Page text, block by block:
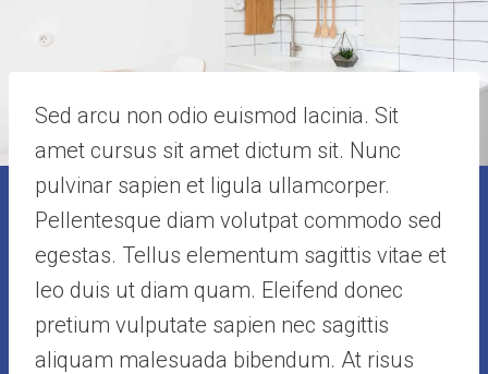
Sed arcu non odio euismod lacinia. Sit
amet cursus sit amet dictum sit. Nunc
pulvinar sapien et ligula ullamcorper.
Pellentesque diam volutpat commodo sed
egestas. Tellus elementum sagittis vitae et
leo duis ut diam quam. Eleifend donec
pretium vulputate sapien nec sagittis
aliquam malesuada bibendum. At risus